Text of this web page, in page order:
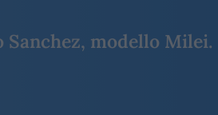
Sanchez, modello